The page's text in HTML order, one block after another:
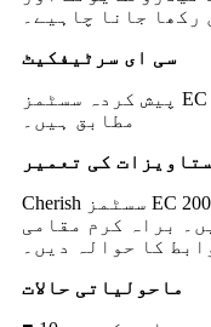
جانا چاہیے۔
سی ای سرٹیفکیٹ
پیش کردہ سسٹمز EC مشینری ڈائرکٹیو 2006/42/EC کے
مطابق ہیں۔
کی تعمیر
Cherish سسٹمز EC مشینری ڈائرکٹیو 2006/42/EC کے
براہ کرم مقامی
کا حوالہ دیں۔
ماحولیاتی حالات